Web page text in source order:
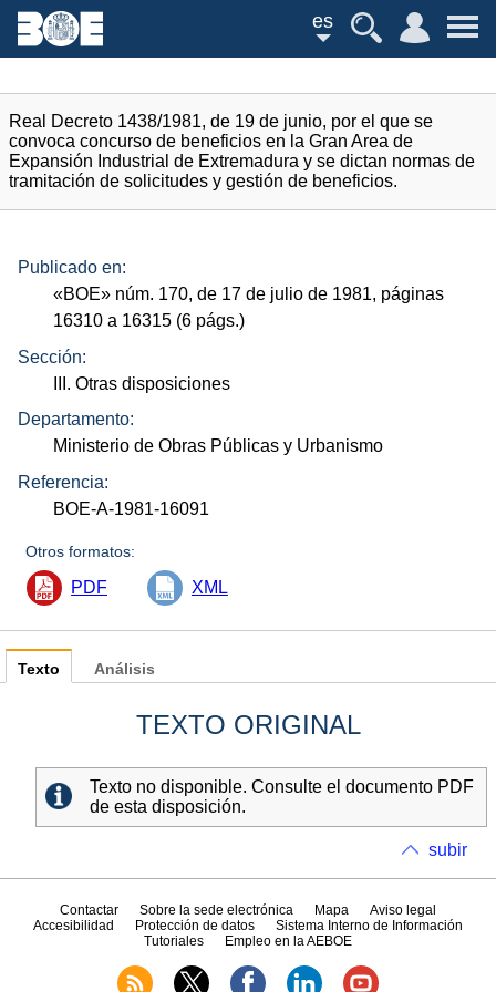
es
Real Decreto 1438/1981, de 19 de junio, por el que se
convoca concurso de beneficios en la Gran Area de
Expansión Industrial de Extremadura y se dictan normas de
tramitación de solicitudes y gestión de beneficios.
Publicado en:
«BOE» núm. 170, de 17 de julio de 1981, páginas
16310 a 16315 (6 págs.)
Sección:
III. Otras disposiciones
Departamento:
Ministerio de Obras Públicas y Urbanismo
Referencia:
BOE-A-1981-16091
Otros formatos:
PDF XML
Texto
TEXTO ORIGINAL
Texto no disponible. Consulte el documento PDF
de esta disposición.
Análisis
subir
Contactar Sobre la sede electrónica Mapa
Aviso legal
Accesibilidad
Protección de datos
Sistema Interno de Información
Tutoriales
Empleo en la AEBOE